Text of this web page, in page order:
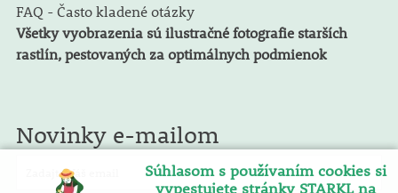
FAQ - Často kladené otázky
Všetky vyobrazenia sú ilustračné fotografie starších
rastlín, pestovaných za optimálnych podmienok
Novinky e-mailom
Súhlasom s používaním cookies si
vypestujete stránky STARKL na